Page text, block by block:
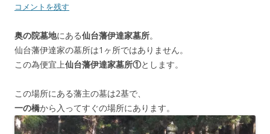
コメントを残す
奥の院墓地にある仙台藩伊達家墓所。
仙台藩伊達家の墓所は1ヶ所ではありません。
この為便宜上仙台藩伊達家墓所①とします。
この場所にある藩主の墓は2基で、
一の橋から入ってすぐの場所にあります。